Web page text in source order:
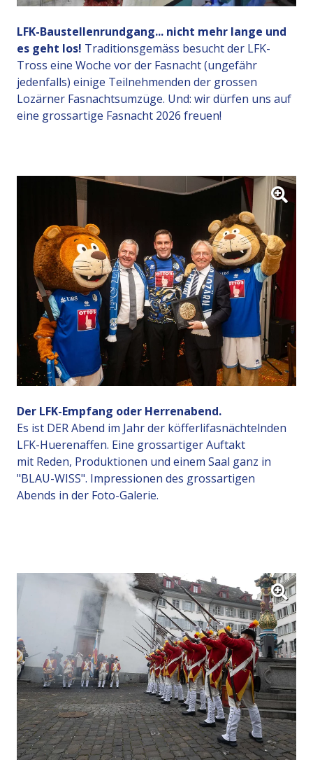
LFK-Baustellenrundgang... nicht mehr lange und
es geht los! Traditionsgemäss besucht der LFK-
Tross eine Woche vor der Fasnacht (ungefähr
jedenfalls) einige Teilnehmenden der grossen
Lozärner Fasnachtsumzüge. Und: wir dürfen uns auf
eine grossartige Fasnacht 2026 freuen!
Der LFK-Empfang oder Herrenabend.
Es ist DER Abend im Jahr der köfferlifasnächtelnden
LFK-Huerenaffen. Eine grossartiger Auftakt
mit Reden, Produktionen und einem Saal ganz in
"BLAU-WISS". Impressionen des grossartigen
Abends in der Foto-Galerie.